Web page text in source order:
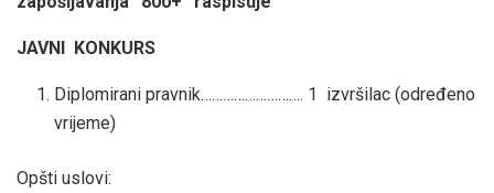
JAVNI KONKURS
Diplomirani pravnik………………………. 1 izvršilac (određeno
vrijeme)
Opšti uslovi: